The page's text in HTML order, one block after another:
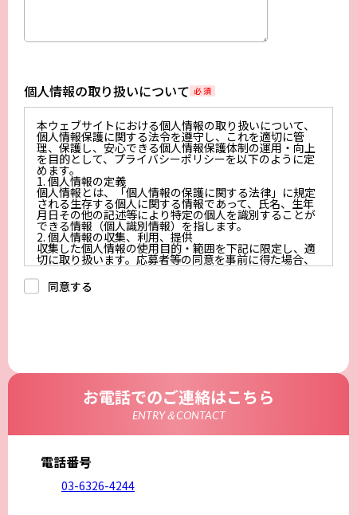
個人情報の取り扱いについて 必 須
本ウェブサイトにおける個人情報の取り扱いについて、
個人情報保護に関する法令を遵守し、これを適切に管
理、保護し、安心できる個人情報保護体制の運用・向上
を目的として、プライバシーポリシーを以下のように定
めます。
1. 個人情報の定義
個人情報とは、「個人情報の保護に関する法律」に規定
される生存する個人に関する情報であって、氏名、生年
月日その他の記述等により特定の個人を識別することが
できる情報（個人識別情報）を指します。
2. 個人情報の収集、利用、提供
収集した個人情報の使用目的・範囲を下記に限定し、適
切に取り扱います。応募者等の同意を事前に得た場合、
又は法令により許された場合を除き、個人情報を第三者
に提供しません。
a.応募者等からのお問い合わせに対応・管理するため
な期間、妥当な範囲内でこれに応じます。
応募者等の個人情報の取得、利用その他一切の取り扱い
について、個人情報の保護に関する法律、その他の関連
法令、及び本プライバシーポリシーを遵守します。
応募者等の個人情報を正確かつ最新の内容に保つよう努
及び毀損から保護するため、必要な安全管理措置を講じ
ます。
6. Cookieについて
本ウェブサイトでは、一部のコンテンツにおいてCookie
同意する
お電話でのご連絡はこちら
ENTRY＆CONTACT
電話番号
03-6326-4244